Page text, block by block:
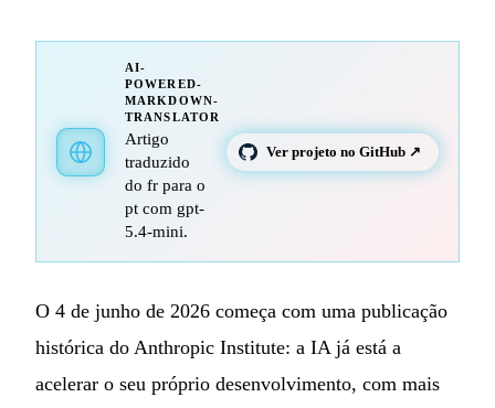
AI-
POWERED-
MARKDOWN-
TRANSLATOR
Artigo
traduzido
do fr para o
pt com gpt-
5.4-mini.
Ver projeto no GitHub ↗
O 4 de junho de 2026 começa com uma publicação
histórica do Anthropic Institute: a IA já está a
acelerar o seu próprio desenvolvimento, com mais